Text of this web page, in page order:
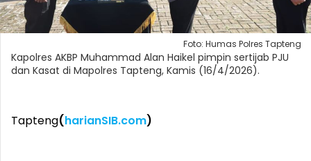
Foto: Humas Polres Tapteng
Kapolres AKBP Muhammad Alan Haikel pimpin sertijab PJU
dan Kasat di Mapolres Tapteng, Kamis (16/4/2026).
Tapteng(harianSIB.com)